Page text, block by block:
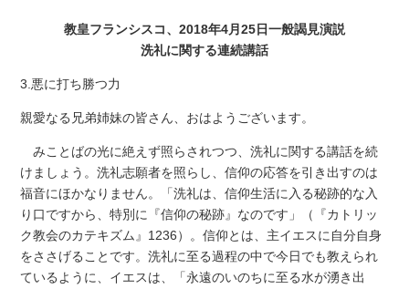
教皇フランシスコ、2018年4月25日一般謁見演説
洗礼に関する連続講話
3.悪に打ち勝つ力
親愛なる兄弟姉妹の皆さん、おはようございます。
みことばの光に絶えず照らされつつ、洗礼に関する講話を続
けましょう。洗礼志願者を照らし、信仰の応答を引き出すのは
福音にほかなりません。「洗礼は、信仰生活に入る秘跡的な入
り口ですから、特別に『信仰の秘跡』なのです」（『カトリッ
ク教会のカテキズム』1236）。信仰とは、主イエスに自分自身
をささげることです。洗礼に至る過程の中で今日でも教えられ
ているように、イエスは、「永遠のいのちに至る水が湧き出